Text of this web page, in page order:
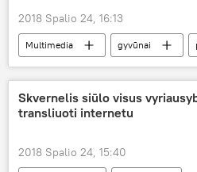
2018 Spalio 24, 16:13
Multimedia gyvūnai
Juokingi, mieli ir jaudinantys vaizdo
Skvernelis siūlo visus
transliuoti internetu
2018 Spalio 24, 15:40